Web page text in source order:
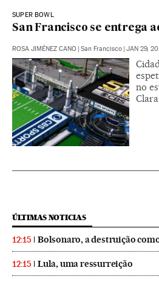
SUPER BOWL
San Francisco se entrega
ROSA JIMÉNEZ CANO San Francisco JAN 29,
no
Clara
ÚLTIMAS NOTICIAS
12:15 Bolsonaro, a destruição
12:15 Lula, uma ressurreição